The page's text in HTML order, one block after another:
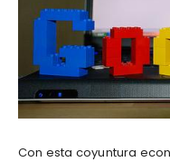
Con esta coyuntura